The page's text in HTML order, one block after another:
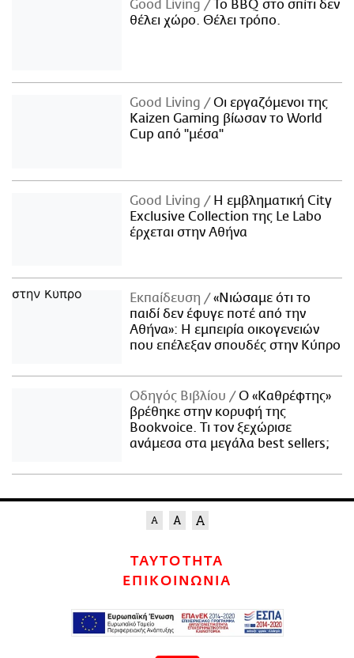
Good Living
Το BBQ στο σπίτι δεν
θέλει χώρο. Θέλει τρόπο.
Good Living
Οι εργαζόμενοι της
Kaizen Gaming βίωσαν το World
Cup από "μέσα"
Good Living
Η εμβληματική City
Exclusive Collection της Le Labo
έρχεται στην Αθήνα
Εκπαίδευση
«Νιώσαμε ότι το
παιδί δεν έφυγε ποτέ από την
Αθήνα»: Η εμπειρία οικογενειών
που επέλεξαν σπουδές στην Κύπρο
Οδηγός Βιβλίου
Ο «Καθρέφτης»
βρέθηκε στην κορυφή της
Bookvoice. Τι τον ξεχώρισε
ανάμεσα στα μεγάλα best sellers;
ΤΑΥΤΟΤΗΤΑ
ΕΠΙΚΟΙΝΩΝΙΑ